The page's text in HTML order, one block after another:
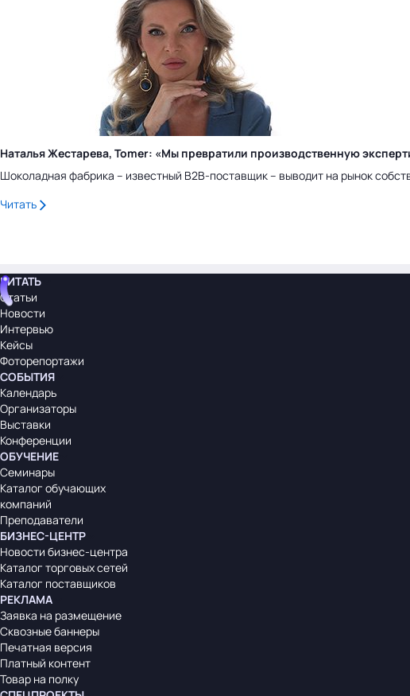
Наталья Жестарева, Tomer: «Мы превратили производственную
Шоколадная фабрика – известный B2B-поставщик – выводит на рынок
Читать
ЧИТАТЬ
Статьи
Новости
Интервью
Кейсы
Фоторепортажи
СОБЫТИЯ
Календарь
Организаторы
Выставки
Конференции
ОБУЧЕНИЕ
Семинары
Каталог обучающих
компаний
Преподаватели
БИЗНЕС-ЦЕНТР
Новости бизнес-центра
Каталог торговых сетей
Каталог поставщиков
РЕКЛАМА
Заявка на размещение
Сквозные баннеры
Печатная версия
Платный контент
Товар на полку